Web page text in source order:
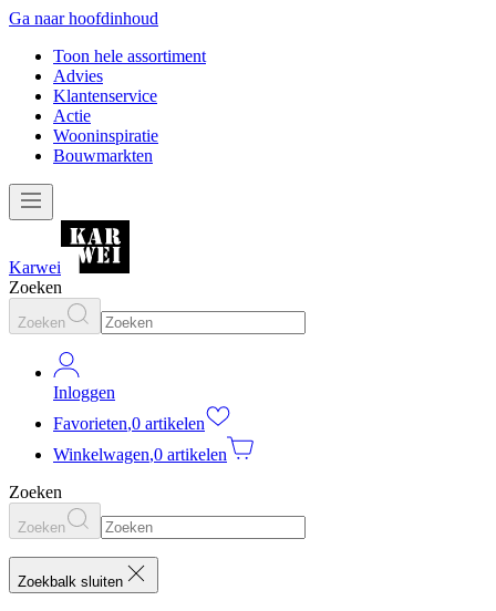
Ga naar hoofdinhoud
Toon hele assortiment
Advies
Klantenservice
Actie
Wooninspiratie
Bouwmarkten
Karwei
Zoeken
Zoeken
Inloggen
Favorieten,0 artikelen
Winkelwagen,0 artikelen
Zoeken
Zoeken
Zoekbalk sluiten